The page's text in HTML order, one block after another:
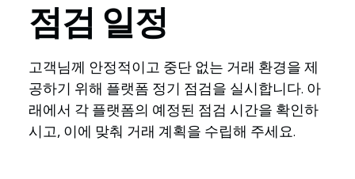
점검 일정
고객님께 안정적이고 중단 없는 거래 환경을 제
공하기 위해 플랫폼 정기 점검을 실시합니다. 아
래에서 각 플랫폼의 예정된 점검 시간을 확인하
시고, 이에 맞춰 거래 계획을 수립해 주세요.